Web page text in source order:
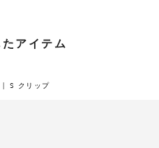
アイテム
S クリップ